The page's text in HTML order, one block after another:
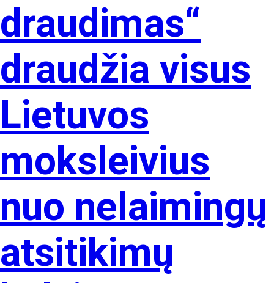
draudimas“
draudžia visus
Lietuvos
moksleivius
nuo nelaimingų
atsitikimų